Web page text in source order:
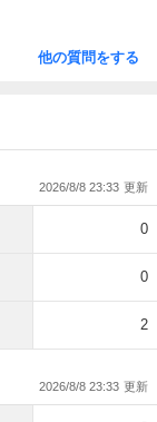
他の質問をする
2026/8/8 23:33
0
0
2
2026/8/8 23:33